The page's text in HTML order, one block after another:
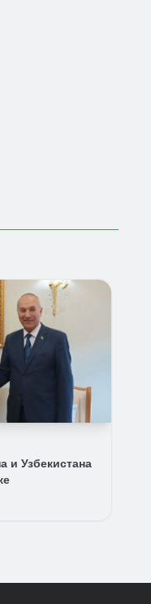
и Узбекистана